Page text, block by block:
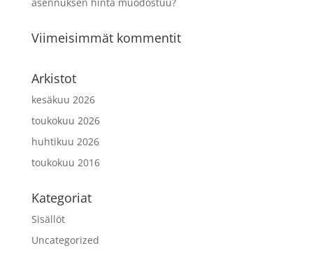
Viimeisimmät kommentit
Arkistot
kesäkuu 2026
toukokuu 2026
huhtikuu 2026
toukokuu 2016
Kategoriat
Sisällöt
Uncategorized